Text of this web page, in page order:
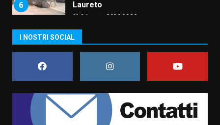
7 6 Agosto 2026 06:15
“I Contestatori: Musica di
Rivoluzione”: nuovo
appuntamento con “Fasano in
7 Agosto 2026 06:05
US Fasano, Scianaro: “Profonda
amarezza per esclusione dal
campionato di calcio”
I NOSTRI SOCIAL